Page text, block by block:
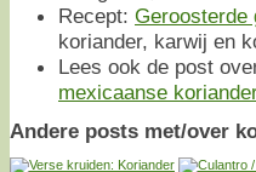
Recept: Geroosterde
koriander, karwij en
Lees ook de post
mexicaanse koriander
Andere posts met/over